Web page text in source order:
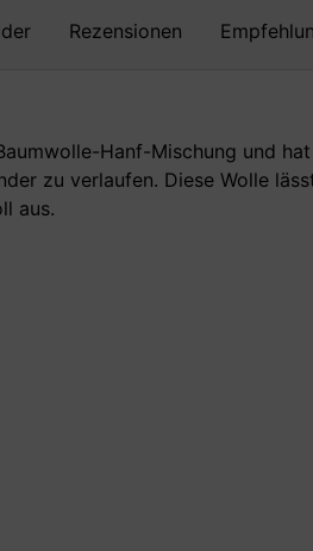
Rezensionen
Hanf-Mischung und
zu verlaufen. Diese Wolle
aus.